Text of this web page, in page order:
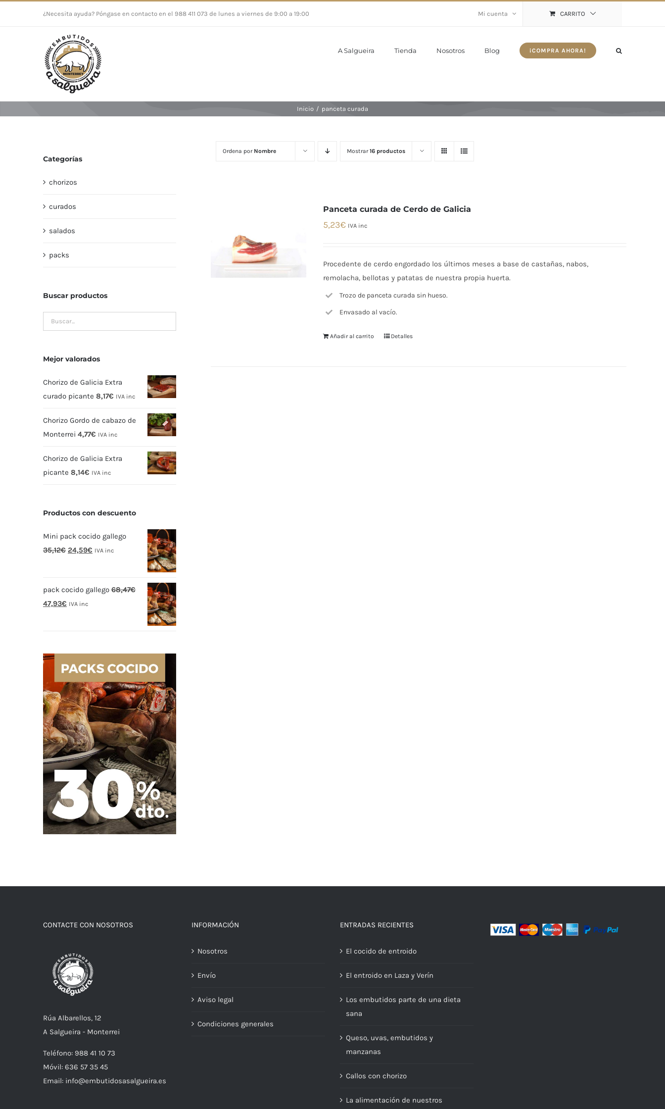
¿Necesita ayuda? Póngase en contacto en el 988 411 073 de lunes a viernes de 9:00 a 19:00 Mi cuenta CARRITO
A Salgueira Tienda Nosotros Blog ¡COMPRA AHORA!
Inicio / panceta curada
Ordena por Nombre Mostrar16 productos
Panceta curada de Cerdo de Galicia
5,23€ IVA inc
Procedente de cerdo engordado los últimos meses a base de castañas, nabos,
remolacha, bellotas y patatas de nuestra propia huerta.
Trozo de panceta curada sin hueso.
Envasado al vacío.
Añadir al carrito Detalles
Categorías
chorizos
curados
salados
packs
Buscar productos
Mejor valorados
Chorizo de Galicia Extra
curado picante 8,17€ IVA inc
Chorizo Gordo de cabazo de
Monterrei 4,77€ IVA inc
Chorizo de Galicia Extra
picante 8,14€ IVA inc
Productos con descuento
Mini pack cocido gallego
35,12€ El
era:
35,12€.
24,59€ El
es:
IVA inc
pack cocido gallego 68,47€
El
68,47€.
47,93€ El
IVA inc
CONTACTE CON NOSOTROS
Rúa Albarellos, 12
A Salgueira - Monterrei
Teléfono: 988 41 10 73
Móvil: 636 57 35 45
Email: info@embutidosasalgueira.es
INFORMACIÓN
Nosotros
Envío
Aviso legal
Condiciones generales
ENTRADAS RECIENTES
El cocido de entroido
El entroido en Laza y Verín
Los embutidos parte de una dieta
sana
Queso, uvas, embutidos y
manzanas
Callos con chorizo
La alimentación de nuestros